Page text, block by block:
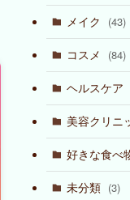
メイク (43)
コスメ (84)
ヘルスケア
(1)
美容クリニ
好きな食べ
未分類 (3)